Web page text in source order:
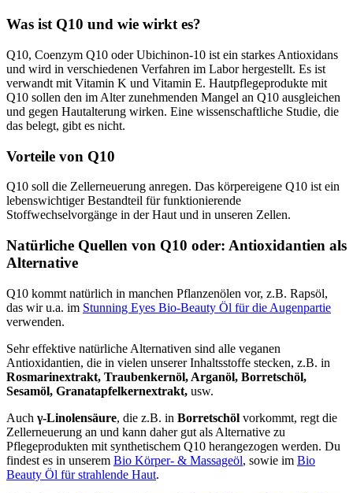
Was ist Q10 und wie wirkt es?
Q10, Coenzym Q10 oder Ubichinon-10 ist ein starkes Antioxidans
und wird in verschiedenen Verfahren im Labor hergestellt. Es ist
verwandt mit Vitamin K und Vitamin E. Hautpflegeprodukte mit
Q10 sollen den im Alter zunehmenden Mangel an Q10 ausgleichen
und gegen Hautalterung wirken. Eine wissenschaftliche Studie, die
das belegt, gibt es nicht.
Vorteile von Q10
Q10 soll die Zellerneuerung anregen. Das körpereigene Q10 ist ein
lebenswichtiger Bestandteil für funktionierende
Stoffwechselvorgänge in der Haut und in unseren Zellen.
Natürliche Quellen von Q10 oder: Antioxidantien als
Alternative
Q10 kommt natürlich in manchen Pflanzenölen vor, z.B. Rapsöl,
das wir u.a. im Stunning Eyes Bio-Beauty Öl für die Augenpartie
verwenden.
Sehr effektive natürliche Alternativen sind alle veganen
Antioxidantien, die in vielen unserer Inhaltsstoffe stecken, z.B. in
Rosmarinextrakt, Traubenkernöl, Arganöl, Borretschöl,
Sesamöl, Granatapfelkernextrakt, usw.
Auch γ-Linolensäure, die z.B. in Borretschöl vorkommt, regt die
Zellerneuerung an und kann daher gut als Alternative zu
Pflegeprodukten mit synthetischem Q10 herangezogen werden. Du
findest es in unserem Bio Körper- & Massageöl, sowie im Bio
Beauty Öl für strahlende Haut.